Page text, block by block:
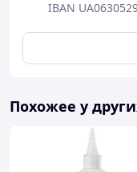
IBAN
Похожее у